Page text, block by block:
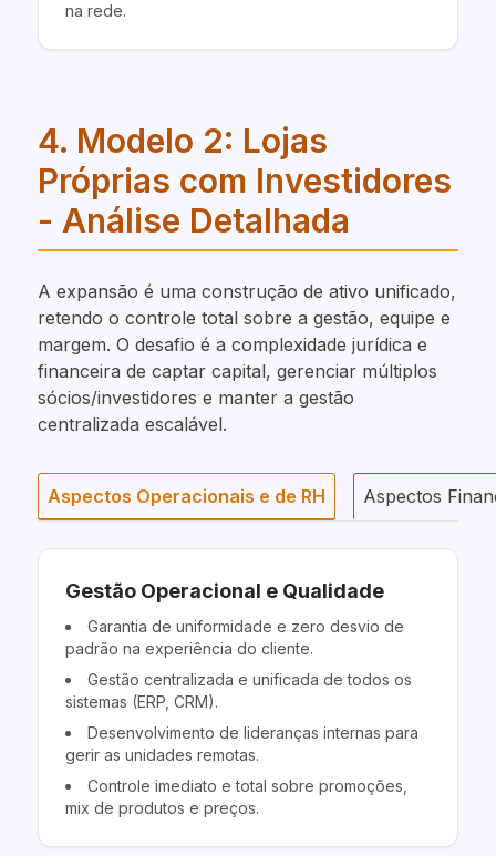
na rede.
4. Modelo 2: Lojas
Próprias com Investidores
- Análise Detalhada
A expansão é uma construção de ativo unificado,
retendo o controle total sobre a gestão, equipe e
margem. O desafio é a complexidade jurídica e
financeira de captar capital, gerenciar múltiplos
sócios/investidores e manter a gestão
centralizada escalável.
Aspectos Operacionais e de RH Aspectos
Gestão Operacional e Qualidade
Garantia de uniformidade e zero desvio de
padrão na experiência do cliente.
Gestão centralizada e unificada de todos os
sistemas (ERP, CRM).
Desenvolvimento de lideranças internas para
gerir as unidades remotas.
Controle imediato e total sobre promoções,
mix de produtos e preços.